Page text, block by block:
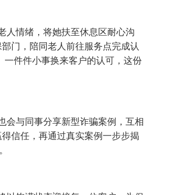
人情绪，将她扶至休息区耐心沟
门，陪同老人前往服务点完成认
件件小事换来客户的认可，这份
会与同事分享新型诈骗案例，互相
信任，再通过真实案例一步步揭